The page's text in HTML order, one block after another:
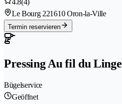
4.8(4)
Le Bourg 221610 Oron-la-Ville
Termin reservieren
Pressing Au fil du Linge
Bügelservice
Geöffnet